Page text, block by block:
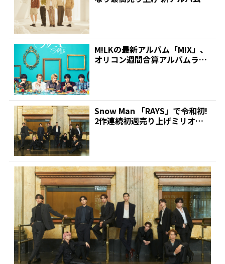
M!LKの最新アルバム「M!X」、
オリコン週間合算アルバムラン
Snow Man 「RAYS」で令和初!
2作連続初週売り上げミリオン